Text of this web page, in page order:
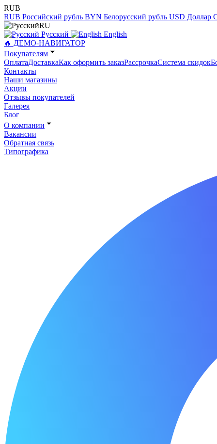
RUB
RUB Российский рубль BYN Белорусский рубль USD
RU
Русский
English
🔥 ДЕМО-НАВИГАТОР
Покупателям
ОплатаДоставкаКак оформить заказРассрочкаСистема скидок
Контакты
Наши магазины
Акции
Отзывы покупателей
Галерея
Блог
О компании
Вакансии
Обратная связь
Типографика